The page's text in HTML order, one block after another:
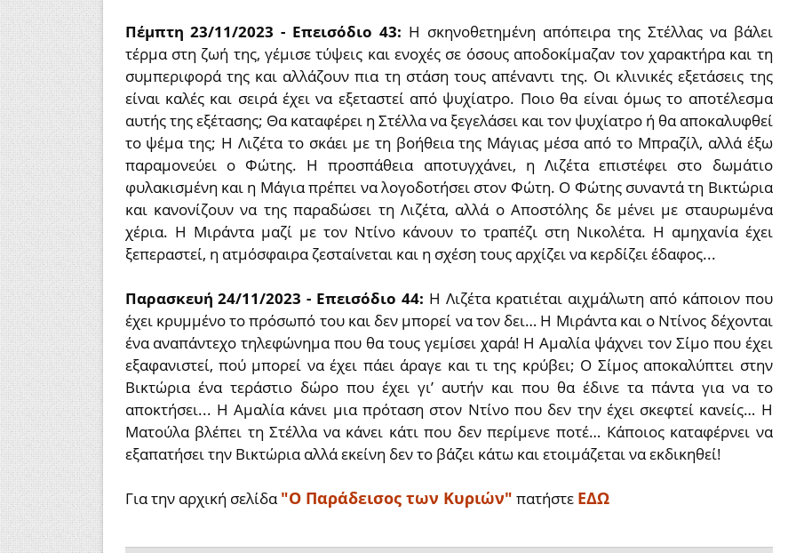
Πέμπτη 23/11/2023 - Επεισόδιο 43: Η σκηνοθετημένη απόπειρα της Στέλλας να βάλει
τέρμα στη ζωή της, γέμισε τύψεις και ενοχές σε όσους αποδοκίμαζαν τον χαρακτήρα και τη
συμπεριφορά της και αλλάζουν πια τη στάση τους απέναντι της. Οι κλινικές εξετάσεις της
είναι καλές και σειρά έχει να εξεταστεί από ψυχίατρο. Ποιο θα είναι όμως το αποτέλεσμα
αυτής της εξέτασης; Θα καταφέρει η Στέλλα να ξεγελάσει και τον ψυχίατρο ή θα αποκαλυφθεί
το ψέμα της; Η Λιζέτα το σκάει με τη βοήθεια της Μάγιας μέσα από το Μπραζίλ, αλλά έξω
παραμονεύει ο Φώτης. Η προσπάθεια αποτυγχάνει, η Λιζέτα επιστέφει στο δωμάτιο
φυλακισμένη και η Μάγια πρέπει να λογοδοτήσει στον Φώτη. Ο Φώτης συναντά τη Βικτώρια
και κανονίζουν να της παραδώσει τη Λιζέτα, αλλά ο Αποστόλης δε μένει με σταυρωμένα
χέρια. Η Μιράντα μαζί με τον Ντίνο κάνουν το τραπέζι στη Νικολέτα. Η αμηχανία έχει
ξεπεραστεί, η ατμόσφαιρα ζεσταίνεται και η σχέση τους αρχίζει να κερδίζει έδαφος...
Παρασκευή 24/11/2023 - Επεισόδιο 44: Η Λιζέτα κρατιέται αιχμάλωτη από κάποιον που
έχει κρυμμένο το πρόσωπό του και δεν μπορεί να τον δει… Η Μιράντα και ο Ντίνος δέχονται
ένα αναπάντεχο τηλεφώνημα που θα τους γεμίσει χαρά! Η Αμαλία ψάχνει τον Σίμο που έχει
εξαφανιστεί, πού μπορεί να έχει πάει άραγε και τι της κρύβει; Ο Σίμος αποκαλύπτει στην
Βικτώρια ένα τεράστιο δώρο που έχει γι’ αυτήν και που θα έδινε τα πάντα για να το
αποκτήσει... Η Αμαλία κάνει μια πρόταση στον Ντίνο που δεν την έχει σκεφτεί κανείς… Η
Ματούλα βλέπει τη Στέλλα να κάνει κάτι που δεν περίμενε ποτέ… Κάποιος καταφέρνει να
εξαπατήσει την Βικτώρια αλλά εκείνη δεν το βάζει κάτω και ετοιμάζεται να εκδικηθεί!
Για την αρχική σελίδα"Ο Παράδεισος των Κυριών" πατήστε ΕΔΩ